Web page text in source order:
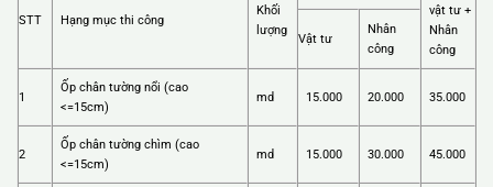
STT Hạng mục thi công
Khối
lượng
vật tư +
Nhân
công
Vật tư
Nhân
công
1
Ốp chân tường nổi (cao
<=15cm)
md 15.000 20.000 35.000
2
Ốp chân tường chìm (cao
<=15cm)
md 15.000 30.000 45.000